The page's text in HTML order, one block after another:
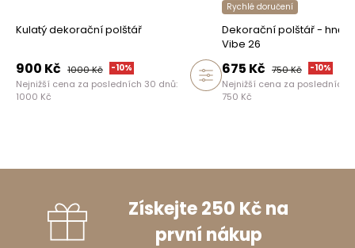
Kulatý dekorační polštář
900 Kč 1000Kč -10%
Nejnižší cena za posledních 30 dnů:
1000 Kč
Rychlé doručení
Dekorační polštář -
Vibe 26
675 Kč 750Kč -10%
Nejnižší cena za posledních
750 Kč
Získejte 250 Kč na
první nákup